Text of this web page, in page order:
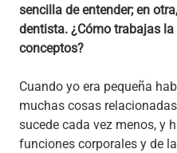
sencilla de entender; en
dentista. ¿Cómo trabajas
conceptos?
Cuando yo era pequeña
muchas cosas
sucede cada vez menos, y
funciones corporales y de